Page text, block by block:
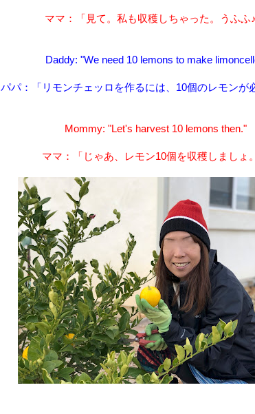
ママ：「見て。私も収穫しちゃった。うふふ♪
Daddy: "We need 10 lemons to make
パパ：「リモンチェッロを作るには、10個のレモンが
Mommy: "Let's harvest 10 lemons then."
ママ：「じゃあ、レモン10個を収穫しましょ